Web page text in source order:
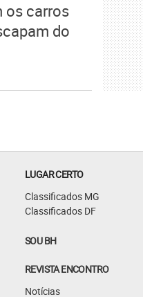
os carros
do
LUGAR CERTO
Classificados MG
Classificados DF
SOU BH
REVISTA ENCONTRO
Notícias